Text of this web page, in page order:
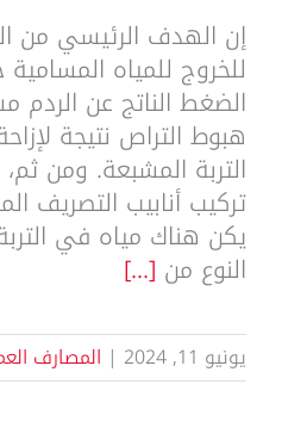
إن الهدف الرئيسي من
للخروج للمياه
الضغط الناتج عن
هبوط التراص نتيجة
التربة المشبعة. ومن
تركيب أنابيب التصريف
يكن هناك مياه في
النوع من [...]
يونيو 11, 2024 | المصارف